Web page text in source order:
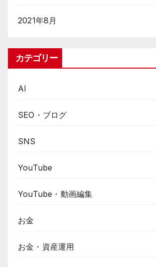
2021年8月
カテゴリー
AI
SEO・ブログ
SNS
YouTube
YouTube・動画編集
お金
お金・資産運用